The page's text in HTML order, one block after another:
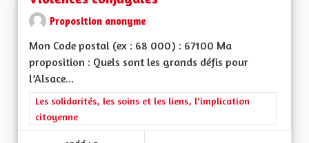
Proposition anonyme
Mon Code postal (ex : 68 000) : 67100 Ma
proposition : Quels sont les grands défis pour
l’Alsace...
Filtrer les résultats de la catégorie : Les solidarités, les soins
Les solidarités, les soins et les liens, l'implication
citoyenne